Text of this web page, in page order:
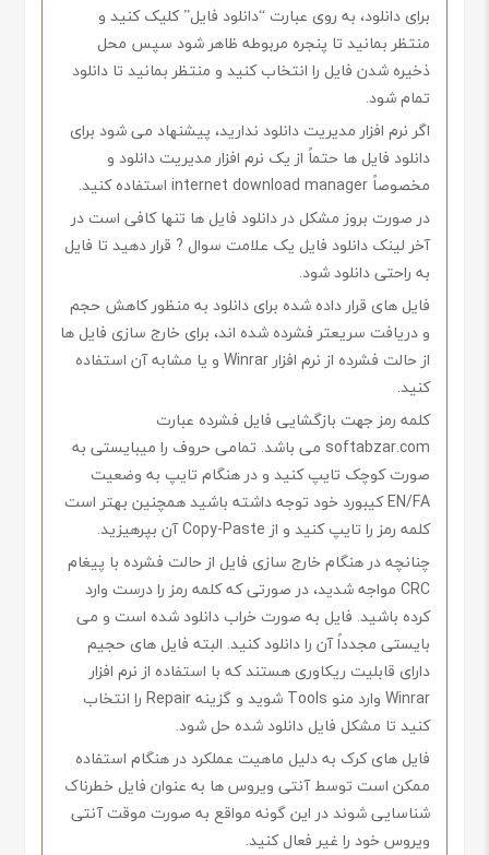
برای دانلود، به روی عبارت “دانلود فایل” کلیک کنید و
منتظر بمانید تا پنجره مربوطه ظاهر شود سپس محل
ذخیره شدن فایل را انتخاب کنید و منتظر بمانید تا دانلود
تمام شود.
اگر نرم افزار مدیریت دانلود ندارید، پیشنهاد می شود برای
دانلود فایل ها حتماً از یک نرم افزار مدیریت دانلود و
مخصوصاً internet download manager استفاده کنید.
در صورت بروز مشکل در دانلود فایل ها تنها کافی است در
آخر لینک دانلود فایل یک علامت سوال ? قرار دهید تا فایل
به راحتی دانلود شود.
فایل های قرار داده شده برای دانلود به منظور کاهش حجم
و دریافت سریعتر فشرده شده اند، برای خارج سازی فایل ها
از حالت فشرده از نرم افزار Winrar و یا مشابه آن استفاده
کنید.
کلمه رمز جهت بازگشایی فایل فشرده عبارت
softabzar.com می باشد. تمامی حروف را میبایستی به
صورت کوچک تایپ کنید و در هنگام تایپ به وضعیت
EN/FA کیبورد خود توجه داشته باشید همچنین بهتر است
کلمه رمز را تایپ کنید و از Copy-Paste آن بپرهیزید.
چنانچه در هنگام خارج سازی فایل از حالت فشرده با پیغام
CRC مواجه شدید، در صورتی که کلمه رمز را درست وارد
کرده باشید. فایل به صورت خراب دانلود شده است و می
بایستی مجدداً آن را دانلود کنید. البته فایل های حجیم
دارای قابلیت ریکاوری هستند که با استفاده از نرم افزار
Winrar وارد منو Tools شوید و گزینه Repair را انتخاب
کنید تا مشکل فایل دانلود شده حل شود.
فایل های کرک به دلیل ماهیت عملکرد در هنگام استفاده
ممکن است توسط آنتی ویروس ها به عنوان فایل خطرناک
شناسایی شوند در این گونه مواقع به صورت موقت آنتی
ویروس خود را غیر فعال کنید.